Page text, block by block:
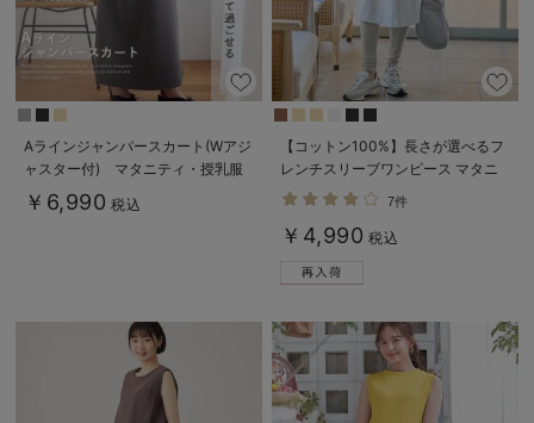
Aラインジャンパースカート(Wアジ
ャスター付) マタニティ・授乳服
【出産後も長く着られる】
￥6,990 税込
【コットン100%】長さが選べるフ
レンチスリーブワンピース マタニ
ティ・産後授乳服【出産後も長く使
7件
￥4,990 税込